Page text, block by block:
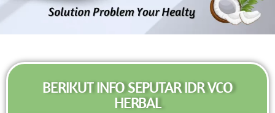
BERIKUT INFO SEPUTAR IDR VCO
HERBAL